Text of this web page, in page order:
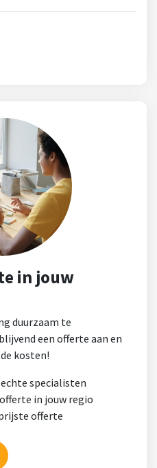
in jouw
duurzaam te
een offerte aan en
kosten!
specialisten
in jouw regio
offerte